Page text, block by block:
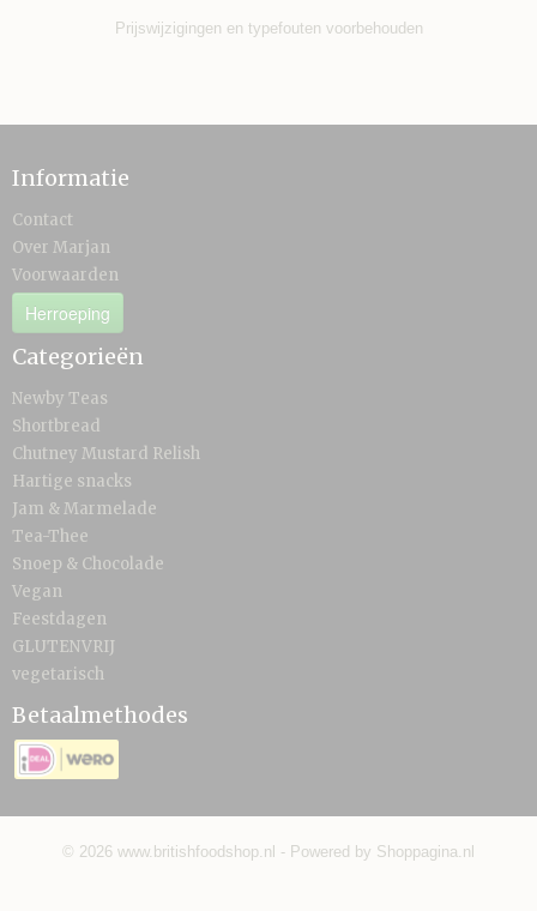
Prijswijzigingen en typefouten voorbehouden
Informatie
Contact
Over Marjan
Voorwaarden
Herroeping
Categorieën
Newby Teas
Shortbread
Chutney Mustard Relish
Hartige snacks
Jam & Marmelade
Tea-Thee
Snoep & Chocolade
Vegan
Feestdagen
GLUTENVRIJ
vegetarisch
Betaalmethodes
© 2026 www.britishfoodshop.nl - Powered by Shoppagina.nl